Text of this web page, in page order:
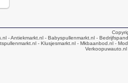
- Antiekmarkt.nl - Babyspullenmarkt.nl -
- Klusjesmarkt.nl- Mkbaanbod.nl-
Verkoopuwauto.nl